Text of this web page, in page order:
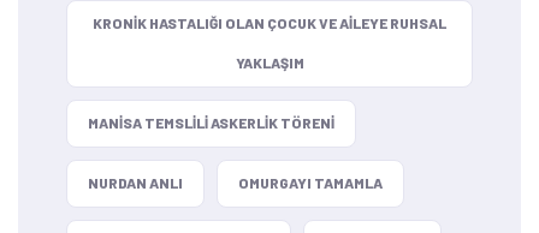
KRONIK HASTALIĞI OLAN ÇOCUK VE AILEYE RUHSAL
YAKLAŞIM
MANISA TEMSLILI ASKERLIK TÖRENI
NURDAN ANLI OMURGAYI TAMAMLA